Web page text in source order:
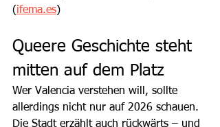
(ifema.es)
Queere Geschichte steht
mitten auf dem Platz
Wer Valencia verstehen will, sollte
allerdings nicht nur auf 2026 schauen.
Die Stadt erzählt auch rückwärts – und